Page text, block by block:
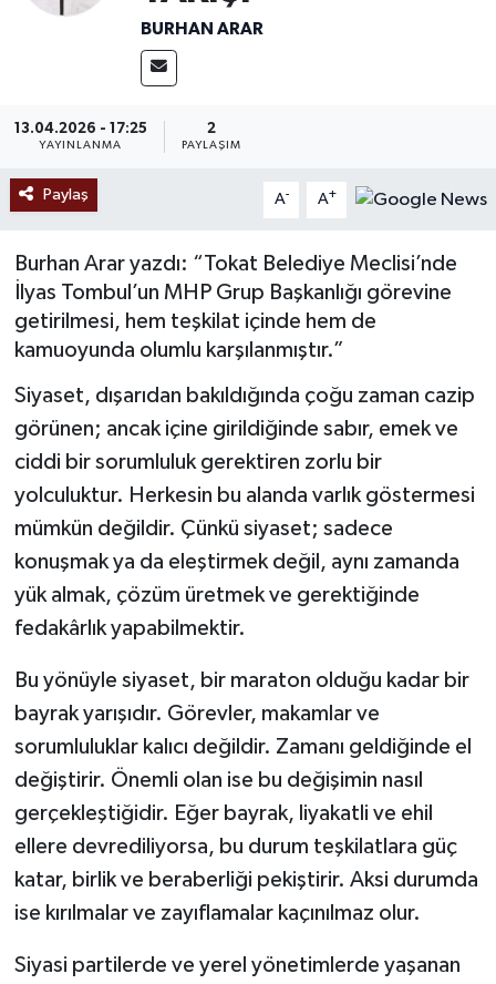
BURHAN ARAR
13.04.2026 - 17:25
YAYINLANMA
2
PAYLAŞIM
Paylaş A- A+
Burhan Arar yazdı: “Tokat Belediye Meclisi’nde
İlyas Tombul’un MHP Grup Başkanlığı görevine
getirilmesi, hem teşkilat içinde hem de
kamuoyunda olumlu karşılanmıştır.”
Siyaset, dışarıdan bakıldığında çoğu zaman cazip
görünen; ancak içine girildiğinde sabır, emek ve
ciddi bir sorumluluk gerektiren zorlu bir
yolculuktur. Herkesin bu alanda varlık göstermesi
mümkün değildir. Çünkü siyaset; sadece
konuşmak ya da eleştirmek değil, aynı zamanda
yük almak, çözüm üretmek ve gerektiğinde
fedakârlık yapabilmektir.
Bu yönüyle siyaset, bir maraton olduğu kadar bir
bayrak yarışıdır. Görevler, makamlar ve
sorumluluklar kalıcı değildir. Zamanı geldiğinde el
değiştirir. Önemli olan ise bu değişimin nasıl
gerçekleştiğidir. Eğer bayrak, liyakatli ve ehil
ellere devrediliyorsa, bu durum teşkilatlara güç
katar, birlik ve beraberliği pekiştirir. Aksi durumda
ise kırılmalar ve zayıflamalar kaçınılmaz olur.
Siyasi partilerde ve yerel yönetimlerde yaşanan
Tokat Haber